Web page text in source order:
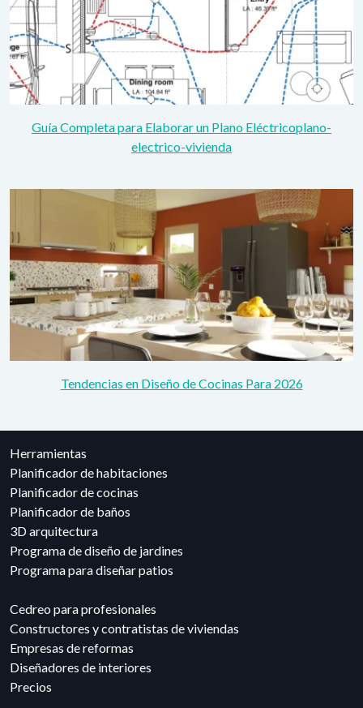
Guía Completa para Elaborar un Plano Eléctricoplano-
electrico-vivienda
Tendencias en Diseño de Cocinas Para 2026
Herramientas
Planificador de habitaciones
Planificador de cocinas
Planificador de baños
3D arquitectura
Programa de diseño de jardines
Programa para diseñar patios
Cedreo para profesionales
Constructores y contratistas de viviendas
Empresas de reformas
Diseñadores de interiores
Precios